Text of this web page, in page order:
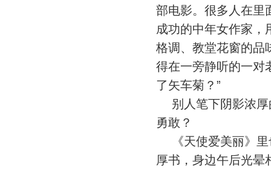
部电影。很多人在里
成功的中年女作家，
格调、教堂花窗的品
得在一旁静听的一对
了矢车菊？”
别人笔下阴影浓厚
勇敢？
《天使爱美丽》里
厚书，身边午后光晕